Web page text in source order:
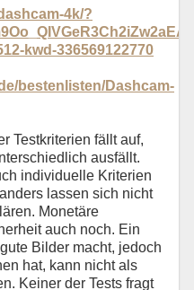
4k/?
kwd-336569122770
bestenlisten/Dashcam-
Testkriterien fällt auf,
ausfällt.
individuelle Kriterien
lassen sich nicht
Monetäre
auch noch. Ein
Bilder macht, jedoch
hat, kann nicht als
Keiner der Tests fragt